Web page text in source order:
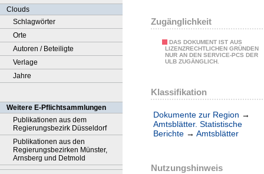
Clouds
Schlagwörter
Orte
Autoren / Beteiligte
Verlage
Jahre
Weitere E-Pflichtsammlungen
Publikationen aus dem
Regierungsbezirk Düsseldorf
Publikationen aus den
Regierungsbezirken Münster,
Arnsberg und Detmold
Zugänglichkeit
DAS DOKUMENT IST AUS
LIZENZRECHTLICHEN GRÜNDEN
NUR AN DEN SERVICE-PCS DER
ULB ZUGÄNGLICH.
Klassifikation
Dokumente zur Region →
Amtsblätter. Statistische
Berichte → Amtsblätter
Nutzungshinweis